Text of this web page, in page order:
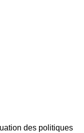
des politiques